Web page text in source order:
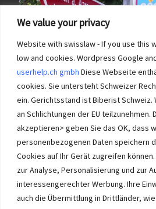
We value your privacy
Website with swisslaw - If you use this
low and cookies. Wordpress Google
userhelp.ch gmbh Diese Webseite
cookies. Sie untersteht Schweizer
ein. Gerichtsstand ist Biberist
an Schlichtungen der EU teilzunehmen.
akzeptieren> geben Sie das OK, dass
personenbezogenen Daten speichern
Cookies auf Ihr Gerät zugreifen
zur Analyse, Personalisierung und zur
interessengerechter Werbung. Ihre
auch die Übermittlung in Drittländer, wie
Immobilien im Wasseramt haben bei
Vorrang und die besten Konditionen
Verkauf im Wasseramt ohne unsere
Immobilien selber verkaufen mit unserer